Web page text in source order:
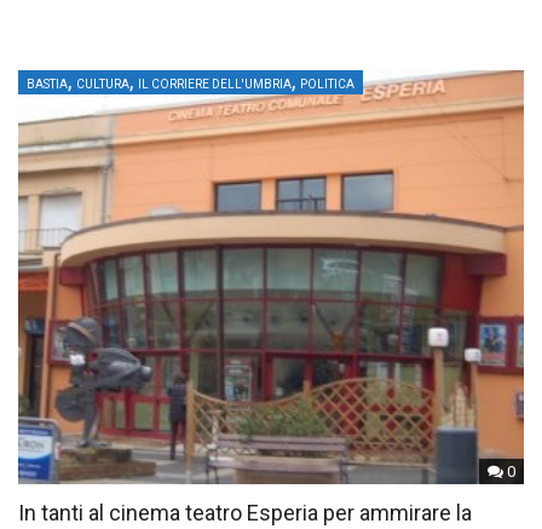
0
BASTIA, CULTURA, IL CORRIERE DELL'UMBRIA, POLITICA
In tanti al cinema teatro Esperia per ammirare la